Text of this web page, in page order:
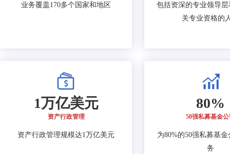
业务覆盖170多个国家和地区
包括资深的专业领导
关专业资格的
1万亿美元
资产行政管理
资产行政管理规模达1万亿美元
80%
50强私募基金
为80%的50强私募基
务